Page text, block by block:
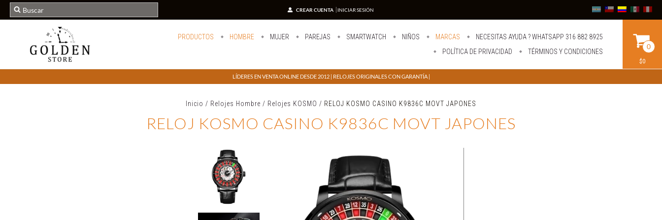
CREAR CUENTA INICIAR SESIÓN
PRODUCTOS HOMBRE MUJER PAREJAS SMARTWATCH NIÑOS MARCAS
NECESITAS AYUDA ? WHATSAPP 316 882 8925
POLÍTICA DE PRIVACIDAD
TÉRMINOS Y CONDICIONES
0
$0
LÍDERES EN VENTA ONLINE DESDE 2012 | RELOJES ORIGINALES CON GARANTÍA |
Inicio / Relojes Hombre / Relojes KOSMO / RELOJ KOSMO CASINO K9836C MOVT JAPONES
RELOJ KOSMO CASINO K9836C MOVT JAPONES